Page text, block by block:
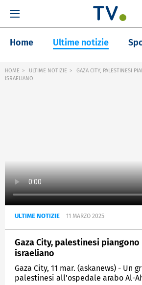
Home Ultime notizie
HOME ULTIME NOTIZIE
GAZA CITY, PALESTINESI
ISRAELIANO
ULTIME NOTIZIE 11 MARZO 2025
Gaza City, palestinesi
israeliano
Gaza City, 11 mar. (askanews) - Un
palestinesi all'ospedale arabo Al-